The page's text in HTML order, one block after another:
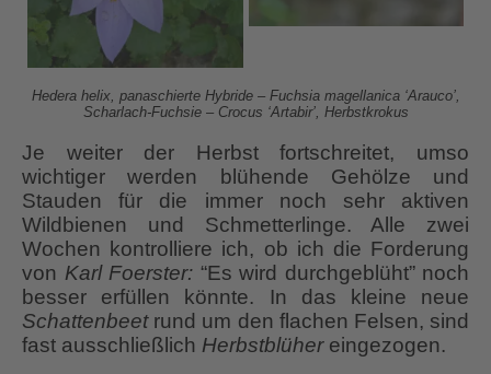
Hedera helix, panaschierte Hybride – Fuchsia magellanica ‘Arauco’,
Scharlach-Fuchsie – Crocus ‘Artabir’, Herbstkrokus
Je weiter der Herbst fortschreitet, umso
wichtiger werden blühende Gehölze und
Stauden für die immer noch sehr aktiven
Wildbienen und Schmetterlinge. Alle zwei
Wochen kontrolliere ich, ob ich die Forderung
von Karl Foerster: “Es wird durchgeblüht” noch
besser erfüllen könnte. In das kleine neue
Schattenbeetrund um den flachen Felsen, sind
fast ausschließlich Herbstblühereingezogen.